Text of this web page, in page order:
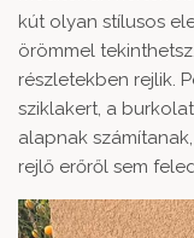
kútolyan stílusos
örömmel
részletekben rejlik.
sziklakert, a
alapnak
rejlő erőről sem